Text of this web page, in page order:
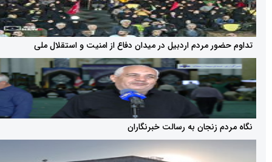
مردم اردبیل در میدان دفاع از امنیت و استقلال ملی
به رسالت خبرنگاران